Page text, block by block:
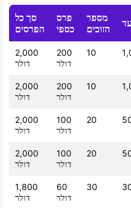
מספר
הזוכים
פרס
כספי
סך כל
הפרסים
10
200
דולר
2,000
דולר
10
200
דולר
2,000
דולר
20
100
דולר
2,000
דולר
20
100
דולר
2,000
דולר
30
60
דולר
1,800
דולר